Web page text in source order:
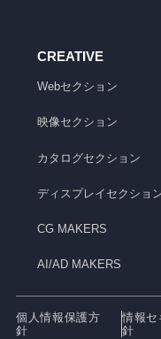
CREATIVE
Webセクション
映像セクション
カタログセクション
ディスプレイセクショ
CG MAKERS
AI/AD MAKERS
個人情報保護方
針
情報セ
針